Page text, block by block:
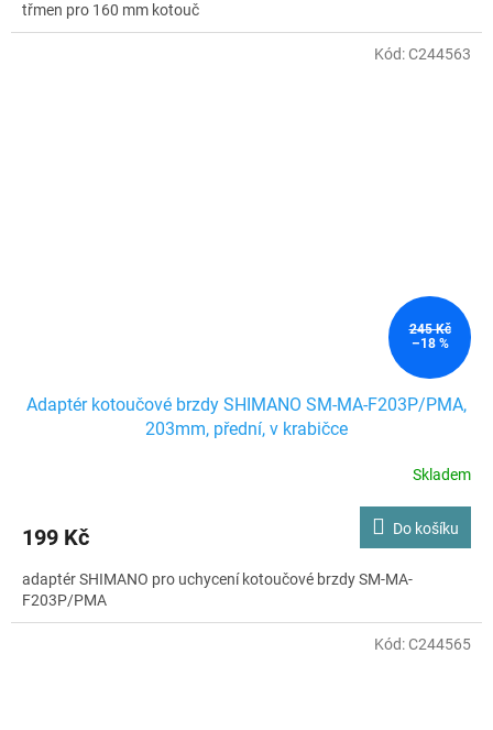
třmen pro 160 mm kotouč
245 Kč
–18 %
Adaptér kotoučové brzdy SHIMANO SM-MA-F203P/PMA,
203mm, přední, v krabičce
Skladem
199 Kč Do košíku
adaptér SHIMANO pro uchycení kotoučové brzdy SM-MA-
F203P/PMA
Kód:C244563
Kód:C244565